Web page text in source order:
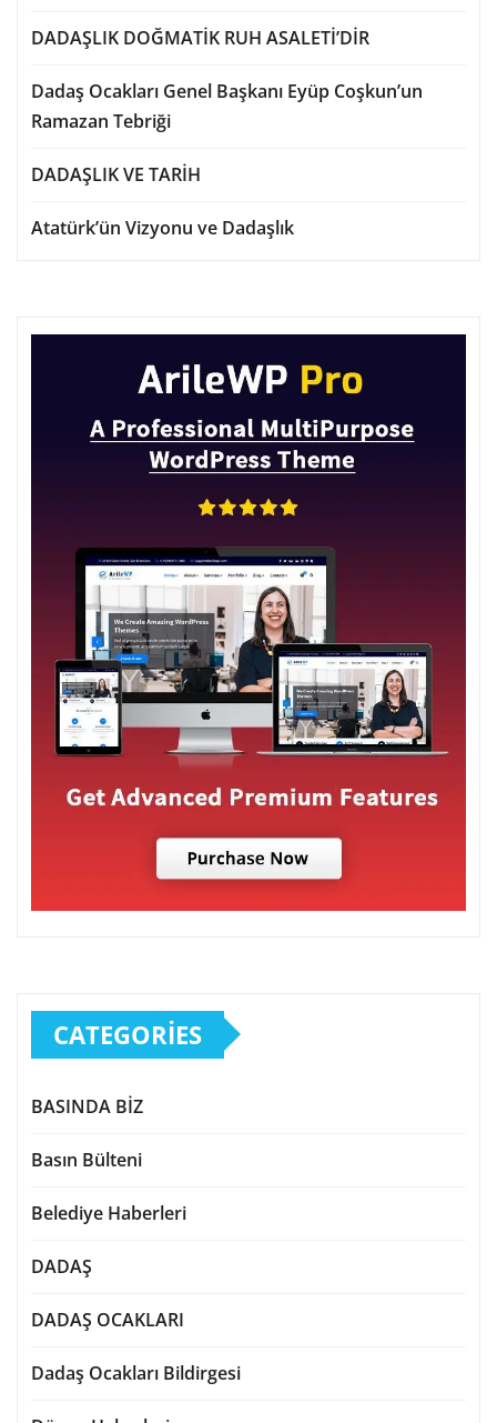
DADAŞLIK DOĞMATİK RUH ASALETİ’DİR
Dadaş Ocakları Genel Başkanı Eyüp Coşkun’un
Ramazan Tebriği
DADAŞLIK VE TARİH
Atatürk’ün Vizyonu ve Dadaşlık
CATEGORIES
BASINDA BİZ
Basın Bülteni
Belediye Haberleri
DADAŞ
DADAŞ OCAKLARI
Dadaş Ocakları Bildirgesi